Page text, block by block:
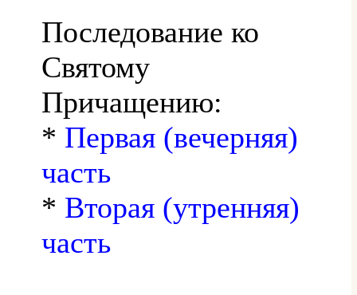
Последование ко
Святому
Причащению:
* Первая (вечерняя)
часть
* Вторая (утренняя)
часть